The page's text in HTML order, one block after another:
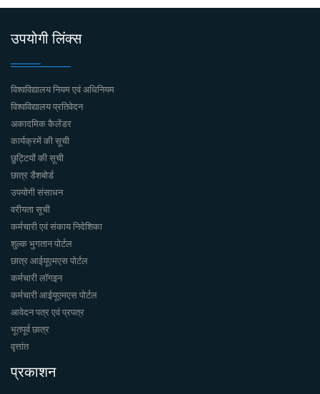
उपयोगी लिंक्स
विश्वविद्यालय नियम एवं अधिनियम
विश्वविद्यालय प्रतिवेदन
अकादमिक कैलेंडर
कार्यक्रमें की सूची
छुट्टियों की सूची
छात्र डैशबोर्ड
उपयोगी संसाधन
वरीयता सूची
कर्मचारी एवं संकाय निदेशिका
शुल्क भुगतान पोर्टल
छात्र आईयूएमएस पोर्टल
कर्मचारी लॉगइन
कर्मचारी आईयूएमएस पोर्टल
आवेदन पत्र एवं प्रपत्र
भूतपूर्व छात्र
वृत्तांत
प्रकाशन